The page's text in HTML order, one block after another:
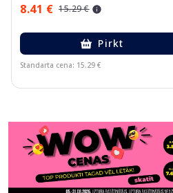
8.41 € 15.29 €
Pirkt
Standarta cena: 15.29 €